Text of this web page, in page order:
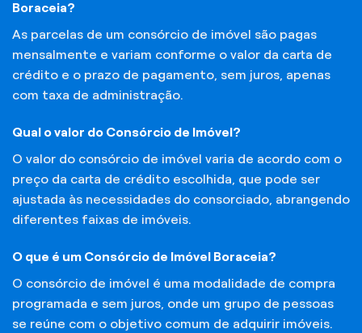
Boraceia?
As parcelas de um consórcio de imóvel são pagas
mensalmente e variam conforme o valor da carta de
crédito e o prazo de pagamento, sem juros, apenas
com taxa de administração.
Qual o valor do Consórcio de Imóvel?
O valor do consórcio de imóvel varia de acordo com o
preço da carta de crédito escolhida, que pode ser
ajustada às necessidades do consorciado, abrangendo
diferentes faixas de imóveis.
O que é um Consórcio de Imóvel Boraceia?
O consórcio de imóvel é uma modalidade de compra
programada e sem juros, onde um grupo de pessoas
se reúne com o objetivo comum de adquirir imóveis.